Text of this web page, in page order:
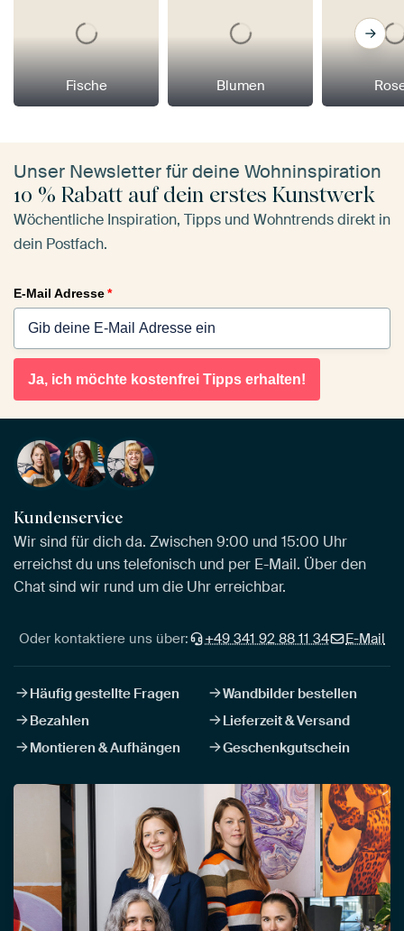
Fische Blumen
Unser Newsletter für deine Wohninspiration
10 % Rabatt auf dein erstes Kunstwerk
Wöchentliche Inspiration, Tipps und Wohntrends direkt in
dein Postfach.
E-Mail Adresse*
Ja, ich möchte kostenfrei Tipps erhalten!
Kundenservice
Wir sind für dich da. Zwischen 9:00 und 15:00 Uhr
erreichst du uns telefonisch und per E-Mail. Über den
Chat sind wir rund um die Uhr erreichbar.
Oder kontaktiere uns über: +49 341 92 88 11 34 E-Mail
Häufig gestellte Fragen
Wandbilder bestellen
Bezahlen
Lieferzeit & Versand
Montieren & Aufhängen
Geschenkgutschein